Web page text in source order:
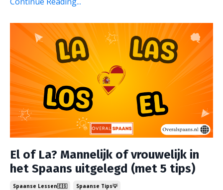
El of La? Mannelijk of vrouwelijk in
het Spaans uitgelegd (met 5 tips)
Spaanse Lessen🇪🇸 Spaanse Tips💡